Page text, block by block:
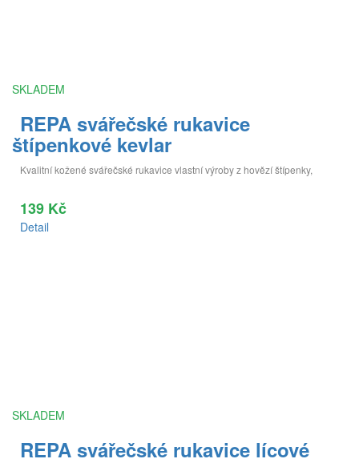
SKLADEM
REPA svářečské rukavice
štípenkové kevlar
Kvalitní kožené svářečské rukavice vlastní výroby z hovězí štípenky,
139 Kč
Detail
SKLADEM
REPA svářečské rukavice lícové